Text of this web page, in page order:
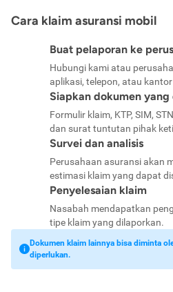
Cara klaim asuransi mobil
Buat pelaporan ke
Hubungi kami atau
aplikasi, telepon, atau
Siapkan dokumen
Formulir klaim, KTP, SIM,
dan surat tuntutan pihak
Survei dan analisis
Perusahaan asuransi akan
estimasi klaim yang dapat
Penyelesaian klaim
Nasabah mendapatkan
tipe klaim yang dilaporkan.
Dokumen klaim lainnya bisa diminta
diperlukan.